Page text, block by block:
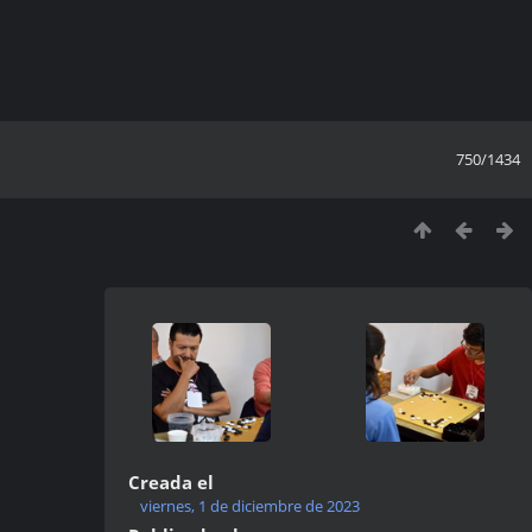
750/1434
Creada el
viernes, 1 de diciembre de 2023